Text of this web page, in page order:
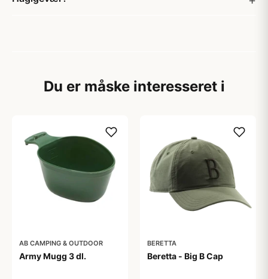
Du er måske interesseret i
AB CAMPING & OUTDOOR
Army Mugg 3 dl.
BERETTA
Beretta - Big B Cap